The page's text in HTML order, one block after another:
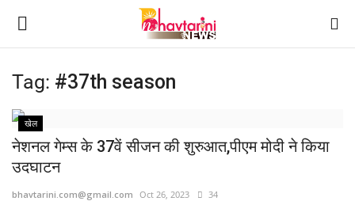
Home
संपर्क करें
Contact
Tag: #37th season
खेल
नेशनल गेम्स के 37वें सीजन की शुरुआत,पीएम मोदी ने किया
उदघाटन
bhavtarini.com@gmail.com Oct 26, 2023 34